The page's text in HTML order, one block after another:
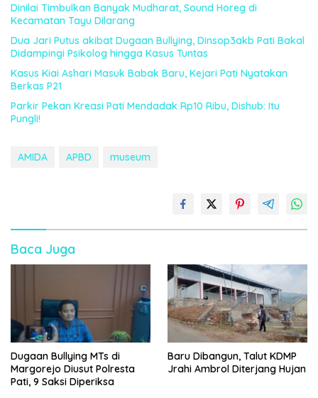
Dinilai Timbulkan Banyak Mudharat, Sound Horeg di
Kecamatan Tayu Dilarang
Dua Jari Putus akibat Dugaan Bullying, Dinsop3akb Pati Bakal
Didampingi Psikolog hingga Kasus Tuntas
Kasus Kiai Ashari Masuk Babak Baru, Kejari Pati Nyatakan
Berkas P21
Parkir Pekan Kreasi Pati Mendadak Rp10 Ribu, Dishub: Itu
Pungli!
AMIDA APBD museum
Baca Juga
Dugaan Bullying MTs di
Margorejo Diusut Polresta
Pati, 9 Saksi Diperiksa
Baru Dibangun, Talut KDMP
Jrahi Ambrol Diterjang Hujan